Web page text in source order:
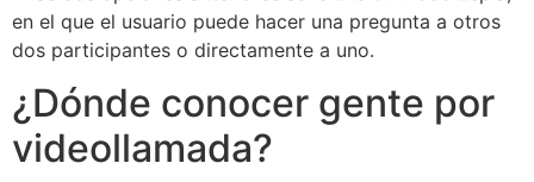
en el que el usuario puede hacer una pregunta a otros
dos participantes o directamente a uno.
¿Dónde conocer gente por
videollamada?